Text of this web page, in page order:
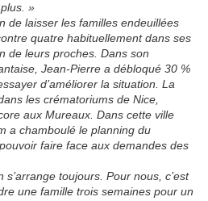
»
de laisser les familles endeuillées
quatre habituellement dans ses
de leurs proches. Dans son
Jean-Pierre a débloqué 30 %
d’améliorer la situation. La
les crématoriums de Nice,
aux Mureaux. Dans cette ville
a chamboulé le planning du
faire face aux demandes des
toujours. Pour nous, c’est
une famille trois semaines pour un